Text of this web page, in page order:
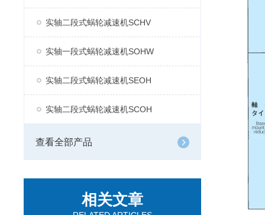
实轴二段式蜗轮减速机SCHV
实轴一段式蜗轮减速机SOHW
实轴二段式蜗轮减速机SEOH
实轴二段式蜗轮减速机SCOH
查看全部产品
相关文章